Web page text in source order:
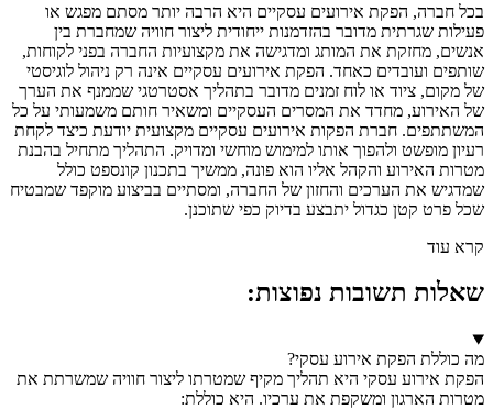
בכל חברה, הפקת אירועים עסקיים היא הרבה יותר מסתם מפגש או
פעילות שגרתית מדובר בהזדמנות ייחודית ליצור חוויה שמחברת בין
אנשים, מחזקת את המותג ומדגישה את מקצועיות החברה בפני לקוחות,
שותפים ועובדים כאחד. הפקת אירועים עסקיים אינה רק ניהול לוגיסטי
של מקום, ציוד או לוח זמנים מדובר בתהליך אסטרטגי שממנף את הערך
של האירוע, מחדד את המסרים העסקיים ומשאיר חותם משמעותי על כל
המשתתפים. חברת הפקות אירועים עסקיים מקצועית יודעת כיצד לקחת
רעיון מופשט ולהפוך אותו למימוש מוחשי ומדויק. התהליך מתחיל בהבנת
מטרות האירוע והקהל אליו הוא פונה, ממשיך בתכנון קונספט כולל
שמדגיש את הערכים והחזון של החברה, ומסתיים בביצוע מוקפד שמבטיח
שכל פרט קטן כגדול יתבצע בדיוק כפי שתוכנן.
קרא עוד
שאלות תשובות נפוצות:
מה כוללת הפקת אירוע עסקי?
הפקת אירוע עסקי היא תהליך מקיף שמטרתו ליצור חוויה שמשרתת את
מטרות הארגון ומשקפת את ערכיו. היא כוללת: